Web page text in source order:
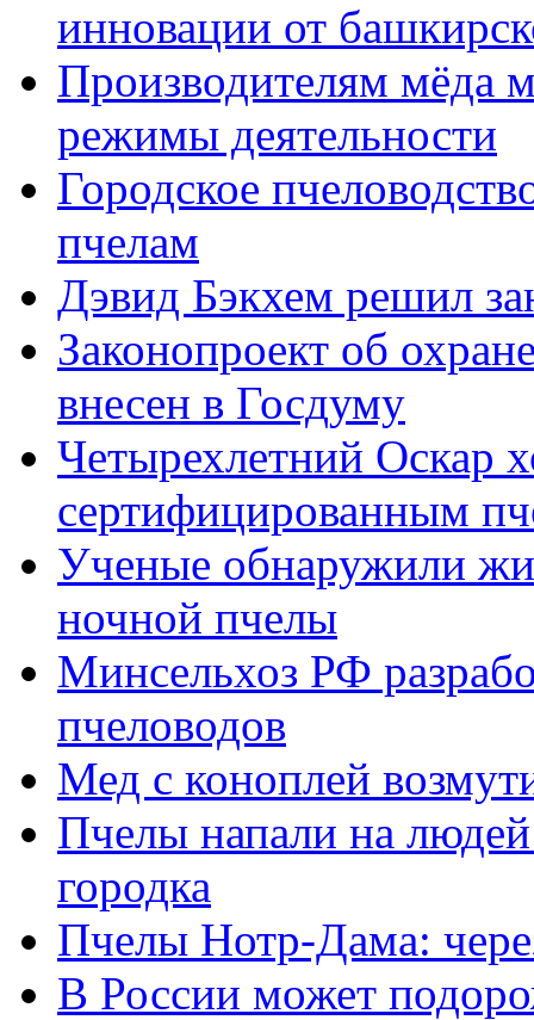
инновации от
Производителям мёда
режимы деятельности
Городское
пчелам
Дэвид Бэкхем решил
Законопроект об
внесен в Госдуму
Четырехлетний Оскар
сертифицированным
Ученые обнаружили
ночной пчелы
Минсельхоз РФ
пчеловодов
Мед с коноплей
Пчелы напали на
городка
Пчелы Нотр-Дама:
В России может